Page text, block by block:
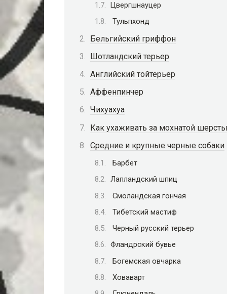
Цвергшнауцер
Тульпхонд
Бельгийский гриффон
Шотландский терьер
Английский тойтерьер
Аффенпинчер
Чихуахуа
Как ухаживать за мохнатой
Средние и крупные черные собаки
Барбет
Лапландский шпиц
Смоландская гончая
Тибетский мастиф
Черный русский терьер
Фландрский бувье
Богемская овчарка
Ховаварт